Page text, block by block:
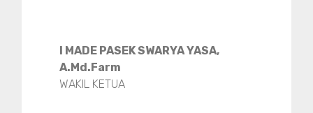
I MADE PASEK SWARYA YASA,
A.Md.Farm
WAKIL KETUA